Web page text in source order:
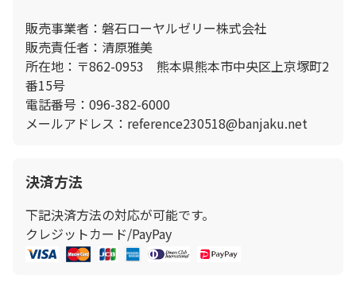
販売事業者：磐石ローヤルゼリー株式会社
販売責任者：清原雅美
所在地：〒862-0953 熊本県熊本市中央区上京塚町2
番15号
電話番号：096-382-6000
メールアドレス：reference230518@banjaku.net
決済方法
下記決済方法の対応が可能です。
クレジットカード/PayPay